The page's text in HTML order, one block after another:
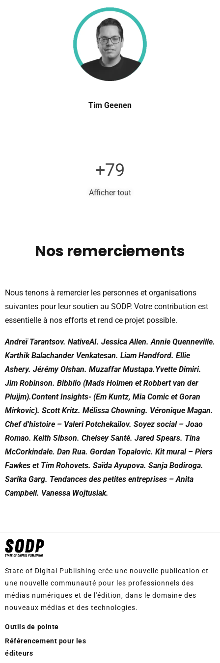
Tim Geenen
+79
Afficher tout
Nos remerciements
Nous tenons à remercier les personnes et organisations
suivantes pour leur soutien au SODP. Votre contribution est
essentielle à nos efforts et rend ce projet possible.
Andreï Tarantsov. NativeAI. Jessica Allen. Annie Quenneville.
Karthik Balachander Venkatesan. Liam Handford. Ellie
Ashery. Jérémy Olshan. Muzaffar Mustapa.Yvette Dimiri.
Jim Robinson. Bibblio (Mads Holmen et Robbert van der
Pluijm).Content Insights- (Em Kuntz, Mia Comic et Goran
Mirkovic). Scott Kritz. Mélissa Chowning. Véronique Magan.
Chef d'histoire – Valeri Potchekailov. Soyez social – Joao
Romao. Keith Sibson. Chelsey Santé. Jared Spears. Tina
McCorkindale. Dan Rua. Gordan Topalovic. Kit mural – Piers
Fawkes et Tim Rohovets. Saïda Ayupova. Sanja Bodiroga.
Sarika Garg. Tendances des petites entreprises – Anita
Campbell. Vanessa Wojtusiak.
State of Digital Publishing crée une nouvelle publication et
une nouvelle communauté pour les professionnels des
médias numériques et de l'édition, dans le domaine des
nouveaux médias et des technologies.
Outils de pointe
Référencement pour les
éditeurs